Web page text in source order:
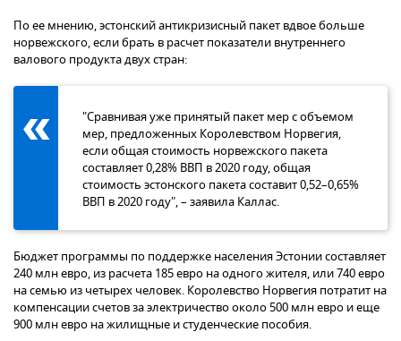
По ее мнению, эстонский антикризисный пакет вдвое больше
норвежского, если брать в расчет показатели внутреннего
валового продукта двух стран:
"Сравнивая уже принятый пакет мер с объемом
мер, предложенных Королевством Норвегия,
если общая стоимость норвежского пакета
составляет 0,28% ВВП в 2020 году, общая
стоимость эстонского пакета составит 0,52–0,65%
ВВП в 2020 году", – заявила Каллас.
Бюджет программы по поддержке населения Эстонии составляет
240 млн евро, из расчета 185 евро на одного жителя, или 740 евро
на семью из четырех человек. Королевство Норвегия потратит на
компенсации счетов за электричество около 500 млн евро и еще
900 млн евро на жилищные и студенческие пособия.